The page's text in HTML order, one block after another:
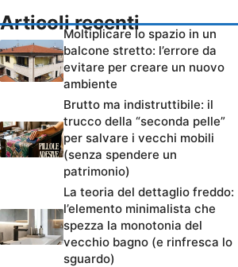
Articoli recenti
Moltiplicare lo spazio in un
balcone stretto: l’errore da
evitare per creare un nuovo
ambiente
Brutto ma indistruttibile: il
trucco della “seconda pelle”
per salvare i vecchi mobili
(senza spendere un
patrimonio)
La teoria del dettaglio freddo:
l’elemento minimalista che
spezza la monotonia del
vecchio bagno (e rinfresca lo
sguardo)